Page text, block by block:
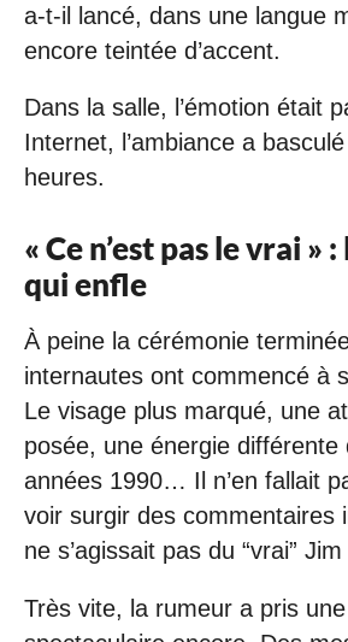
a-t-il lancé, dans une langue
encore teintée d’accent.
Dans la salle, l’émotion était
Internet, l’ambiance a
heures.
« Ce n’est pas le vrai »
qui enfle
À peine la cérémonie
internautes ont commencé à
Le visage plus marqué, une
posée, une énergie différente
années 1990… Il n’en fallait
voir surgir des commentaires
ne s’agissait pas du “vrai”
Très vite, la rumeur a pris